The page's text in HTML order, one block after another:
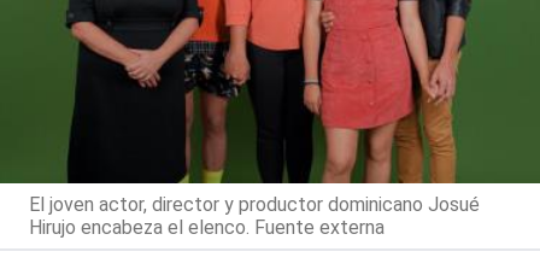
El joven actor, director y productor dominicano Josué
Hirujo encabeza el elenco. Fuente externa